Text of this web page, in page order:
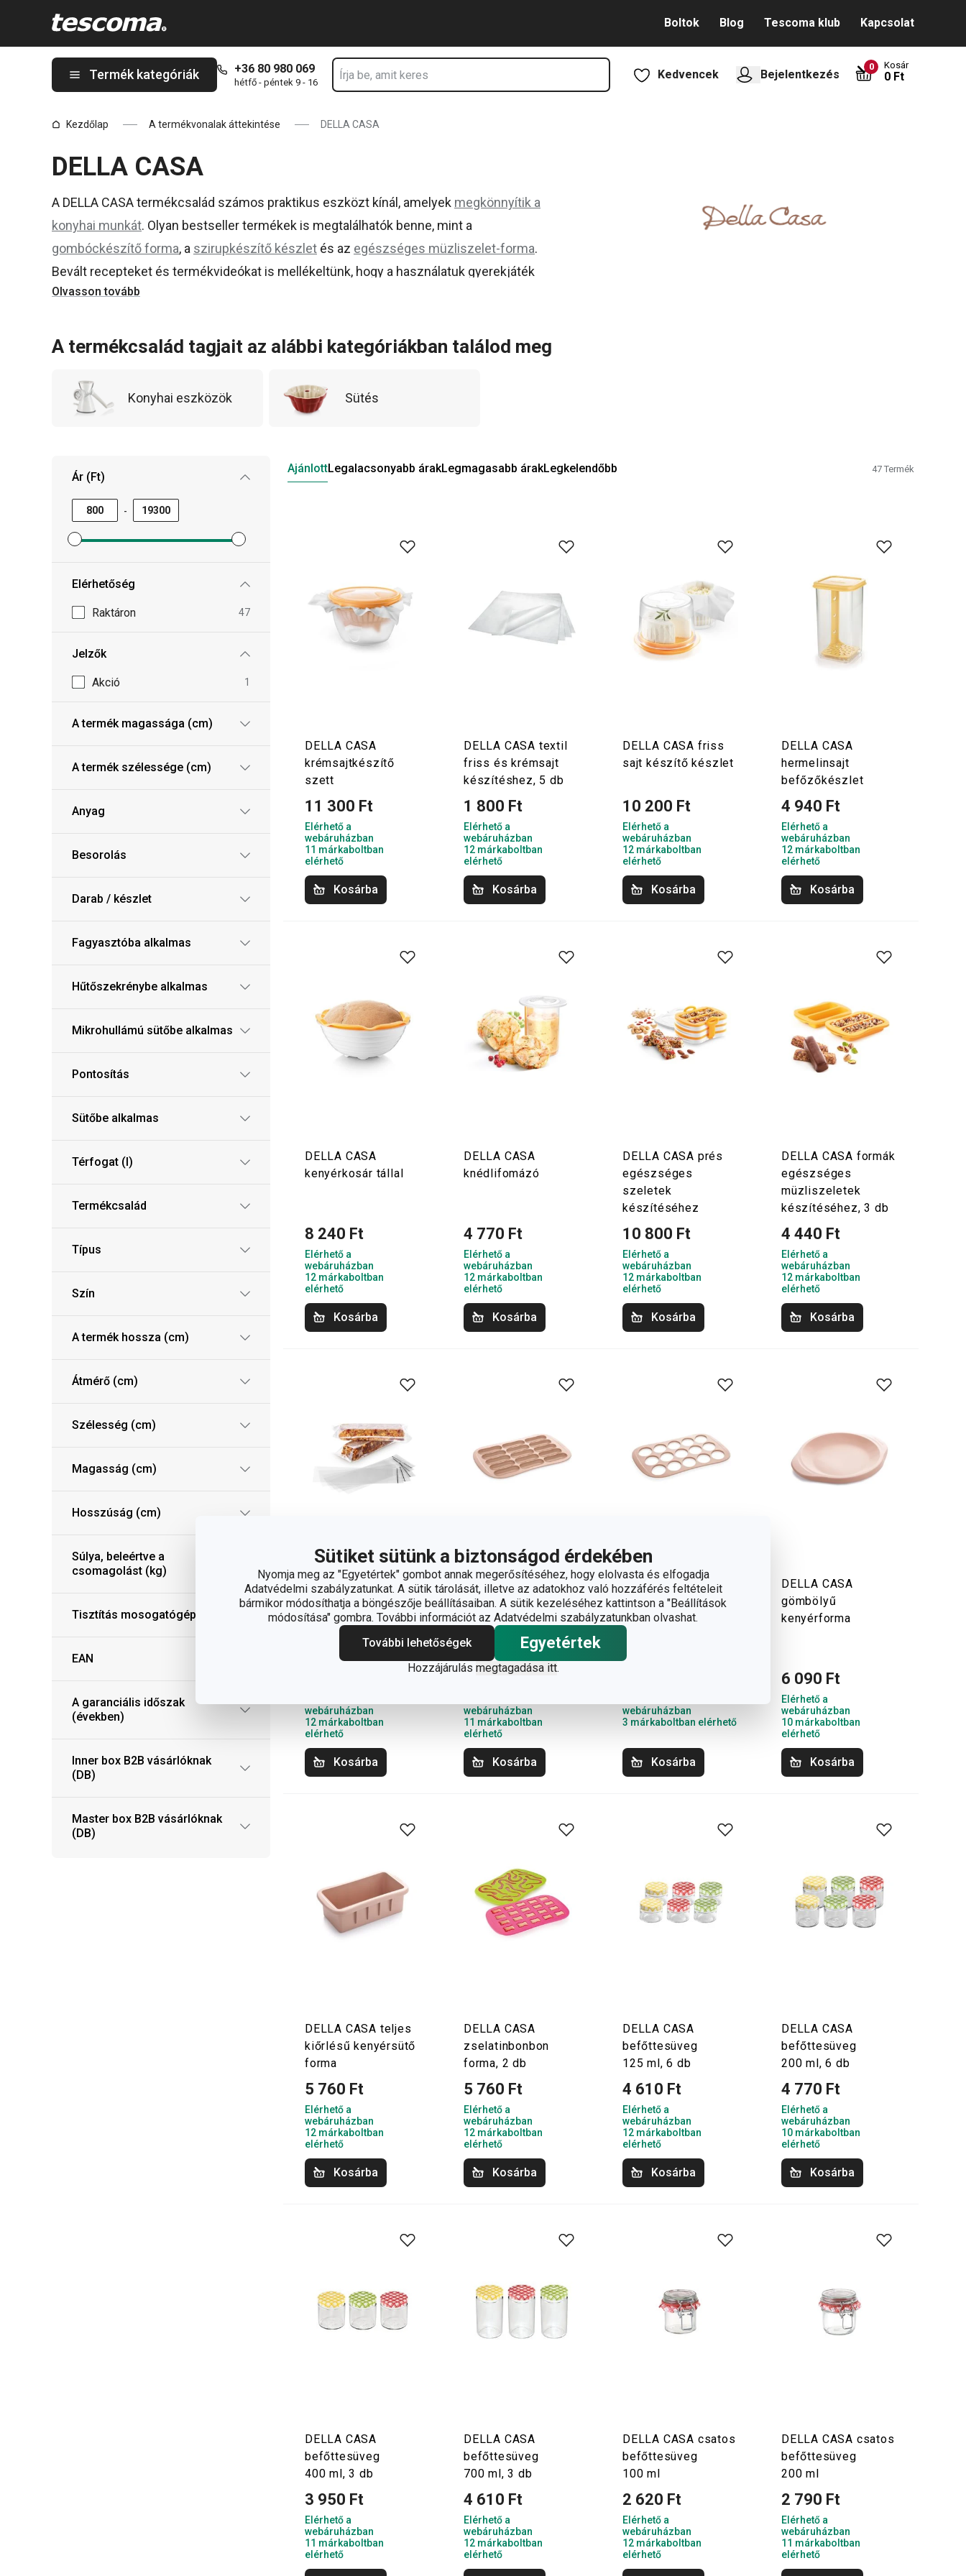
Sütiket sütünk a biztonságod érdekében
Nyomja meg az "Egyetértek" gombot annak megerősítéséhez, hogy elolvasta és elfogadja
Adatvédelmi szabályzatunkat. A sütik tárolását, illetve az adatokhoz való hozzáférés feltételeit
bármikor módosíthatja a böngészője beállításaiban. A sütik kezeléséhez kattintson a "Beállítások
módosítása" gombra. További információt az Adatvédelmi szabályzatunkban olvashat.
További lehetőségek
Egyetértek
Hozzájárulás megtagadása itt.
Boltok Blog Tescoma klub Kapcsolat
Termék kategóriák +36 80 980 069
hétfő - péntek 9 - 16
Kedvencek Bejelentkezés
0 Kosár
0 Ft
Kezdőlap A termékvonalak áttekintése DELLA CASA
DELLA CASA
A DELLA CASA termékcsalád számos praktikus eszközt kínál, amelyek megkönnyítik a
konyhai munkát. Olyan bestseller termékek is megtalálhatók benne, mint a
gombóckészítő forma, a szirupkészítő készlet és az egészséges müzliszelet-forma.
Bevált recepteket és termékvideókat is mellékeltünk, hogy a használatuk gyerekjáték
legyen.
Olvasson tovább
A termékcsalád tagjait az alábbi kategóriákban találod meg
Konyhai eszközök Sütés
Ár (Ft)
-
Minimum ár szűrő beállítása
Maximum ár szűrő beállítása
Elérhetőség
Raktáron 47
Jelzők
Akció 1
A termék magassága (cm)
A termék szélessége (cm)
Anyag
Besorolás
Darab / készlet
Fagyasztóba alkalmas
Hűtőszekrénybe alkalmas
Mikrohullámú sütőbe alkalmas
Pontosítás
Sütőbe alkalmas
Térfogat (l)
Termékcsalád
Típus
Szín
A termék hossza (cm)
Átmérő (cm)
Szélesség (cm)
Magasság (cm)
Hosszúság (cm)
Súlya, beleértve a
csomagolást (kg)
Tisztítás mosogatógépben
EAN
A garanciális időszak
(években)
Inner box B2B vásárlóknak
(DB)
Master box B2B vásárlóknak
(DB)
AjánlottLegalacsonyabb árakLegmagasabb árakLegkelendőbb 47Termék
DELLA CASA
krémsajtkészítő
szett
11 300 Ft
Elérhető a
webáruházban
11 márkaboltban
elérhető
Kosárba
DELLA CASA textil
friss és krémsajt
készítéshez, 5 db
1 800 Ft
Elérhető a
webáruházban
12 márkaboltban
elérhető
Kosárba
DELLA CASA friss
sajt készítő készlet
10 200 Ft
Elérhető a
webáruházban
12 márkaboltban
elérhető
Kosárba
DELLA CASA
hermelinsajt
befőzőkészlet
4 940 Ft
Elérhető a
webáruházban
12 márkaboltban
elérhető
Kosárba
DELLA CASA
kenyérkosár tállal
8 240 Ft
Elérhető a
webáruházban
12 márkaboltban
elérhető
Kosárba
DELLA CASA
knédlifomázó
4 770 Ft
Elérhető a
webáruházban
12 márkaboltban
elérhető
Kosárba
DELLA CASA prés
egészséges
szeletek
készítéséhez
10 800 Ft
Elérhető a
webáruházban
12 márkaboltban
elérhető
Kosárba
DELLA CASA formák
egészséges
müzliszeletek
készítéséhez, 3 db
4 440 Ft
Elérhető a
webáruházban
12 márkaboltban
elérhető
Kosárba
DELLA CASA
tasakok
egészséges
müzliszeletekhez,
webáruházban
12 márkaboltban
elérhető
Kosárba
DELLA CASA
cukrászpiskóta-
forma
6 090 Ft
webáruházban
11 márkaboltban
elérhető
Kosárba
DELLA CASA
laskonky sütőforma
webáruházban
3 márkaboltban elérhető
Kosárba
DELLA CASA
gömbölyű
kenyérforma
6 090 Ft
Elérhető a
webáruházban
10 márkaboltban
elérhető
Kosárba
DELLA CASA teljes
kiőrlésű kenyérsütő
forma
5 760 Ft
Elérhető a
webáruházban
12 márkaboltban
elérhető
Kosárba
DELLA CASA
zselatinbonbon
forma, 2 db
5 760 Ft
Elérhető a
webáruházban
12 márkaboltban
elérhető
Kosárba
DELLA CASA
befőttesüveg
125 ml, 6 db
4 610 Ft
Elérhető a
webáruházban
12 márkaboltban
elérhető
Kosárba
DELLA CASA
befőttesüveg
200 ml, 6 db
4 770 Ft
Elérhető a
webáruházban
10 márkaboltban
elérhető
Kosárba
DELLA CASA
befőttesüveg
400 ml, 3 db
3 950 Ft
Elérhető a
webáruházban
11 márkaboltban
elérhető
DELLA CASA
befőttesüveg
700 ml, 3 db
4 610 Ft
Elérhető a
webáruházban
12 márkaboltban
elérhető
DELLA CASA csatos
befőttesüveg
100 ml
2 620 Ft
Elérhető a
webáruházban
12 márkaboltban
elérhető
DELLA CASA csatos
befőttesüveg
200 ml
2 790 Ft
Elérhető a
webáruházban
11 márkaboltban
elérhető